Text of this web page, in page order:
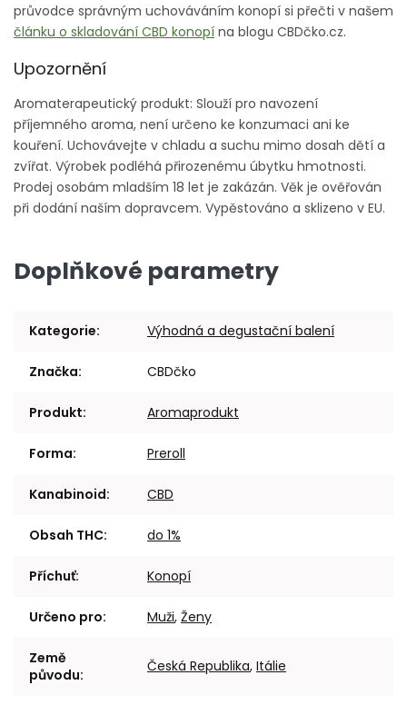
průvodce správným uchováváním konopí si přečti v našem
článku o skladování CBD konopí na blogu CBDčko.cz.
Upozornění
Aromaterapeutický produkt: Slouží pro navození
příjemného aroma, není určeno ke konzumaci ani ke
kouření. Uchovávejte v chladu a suchu mimo dosah dětí a
zvířat. Výrobek podléhá přirozenému úbytku hmotnosti.
Prodej osobám mladším 18 let je zakázán. Věk je ověřován
při dodání naším dopravcem. Vypěstováno a sklizeno v EU.
Doplňkové parametry
Kategorie: Výhodná a degustační balení
Značka: CBDčko
Produkt: Aromaprodukt
Forma: Preroll
Kanabinoid: CBD
Obsah THC: do 1%
Příchuť: Konopí
Určeno pro: Muži, Ženy
Země
původu: Česká Republika, Itálie